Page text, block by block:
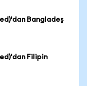
Bangladeş
Filipin